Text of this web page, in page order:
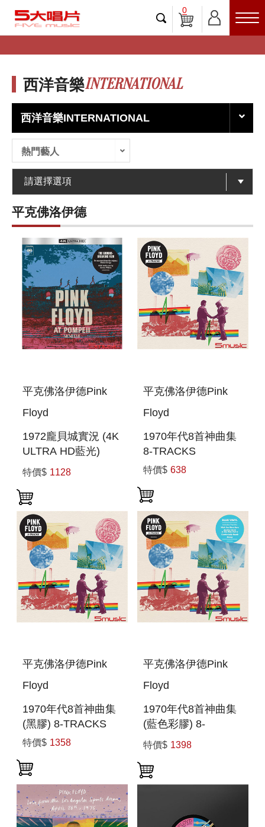
0
西洋音樂INTERNATIONAL
西洋音樂INTERNATIONAL
熱門藝人
平克佛洛伊德
平克佛洛伊德Pink
Floyd
1972龐貝城實況 (4K
ULTRA HD藍光)
PINK FLOYD AT
POMPEII - MCMLXX
(4K ULTRA HD BLU-
RAY)
特價$ 1128
平克佛洛伊德Pink
Floyd
1970年代8首神曲集
8-TRACKS
特價$ 638
平克佛洛伊德Pink
Floyd
1970年代8首神曲集
(黑膠) 8-TRACKS
特價$ 1358
平克佛洛伊德Pink
Floyd
1970年代8首神曲集
(藍色彩膠) 8-
TRACKS (BLUE
特價$ 1398